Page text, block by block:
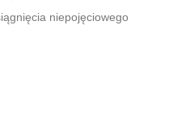
niepojęciowego